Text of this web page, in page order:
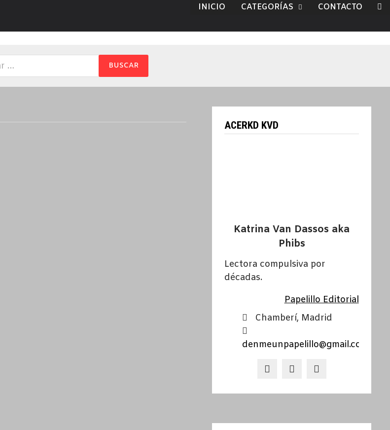
INICIO CATEGORÍAS CONTACTO
ACERKD KVD
Katrina Van Dassos aka
Phibs
Lectora compulsiva por
décadas.
Papelillo Editorial
Chamberí, Madrid
denmeunpapelillo@gmail.com